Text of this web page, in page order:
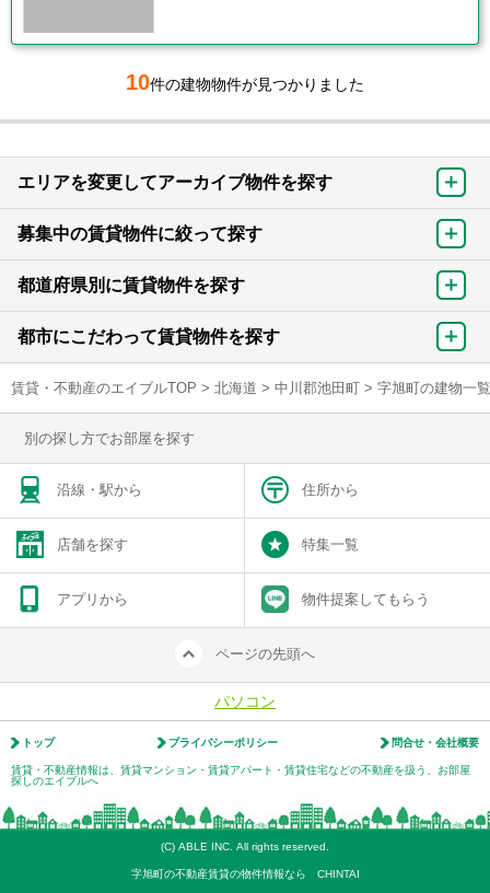
10件の建物物件が見つかりました
エリアを変更してアーカイブ物件を探す
募集中の賃貸物件に絞って探す
都道府県別に賃貸物件を探す
都市にこだわって賃貸物件を探す
賃貸・不動産のエイブルTOP > 北海道 > 中川郡池田町 > 字旭町の建物一覧
別の探し方でお部屋を探す
沿線・駅から 住所から
店舗を探す 特集一覧
アプリから 物件提案してもらう
ページの先頭へ
パソコン
トップ プライバシーポリシー 問合せ・会社概要
賃貸・不動産情報は、賃貸マンション・賃貸アパート・賃貸住宅などの不動産を扱う、お部屋
探しのエイブルへ
(C) ABLE INC. All rights reserved.
字旭町の不動産賃貸の物件情報なら CHINTAI